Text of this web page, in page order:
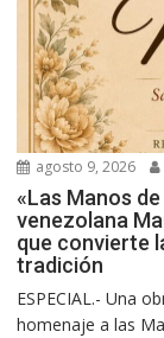
agosto 9, 2026
«Las Manos
venezolana
que convierte
tradición
ESPECIAL.- Una
homenaje a las